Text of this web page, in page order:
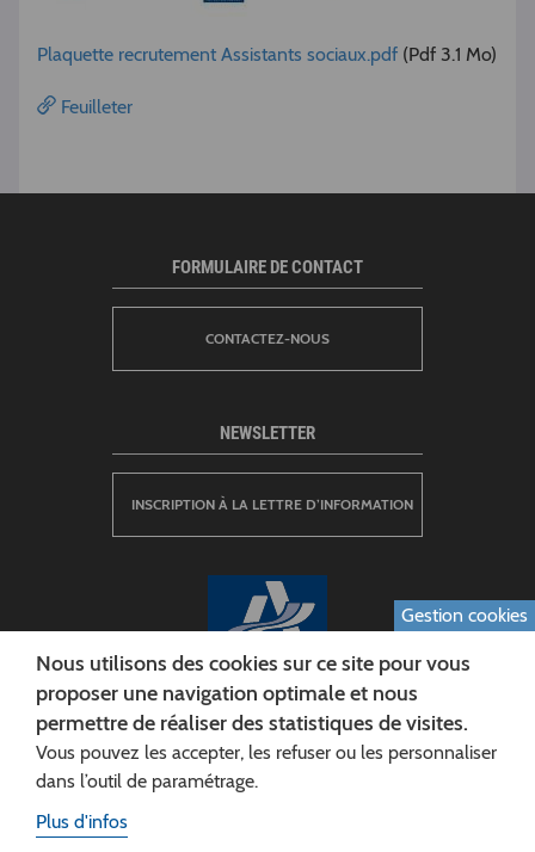
Plaquette recrutement Assistants sociaux.pdf (Pdf 3.1 Mo)
Feuilleter
CONSEIL DÉPARTEMENTAL DE L'AISNE
Siège :
FORMULAIRE DE CONTACT
CONTACTEZ-NOUS
NEWSLETTER
INSCRIPTION À LA LETTRE D’INFORMATION
Gestion cookies
Nous utilisons des cookies sur ce site pour vous
proposer une navigation optimale et nous
permettre de réaliser des statistiques de visites.
Vous pouvez les accepter, les refuser ou les personnaliser
dans l’outil de paramétrage.
Plus d'infos